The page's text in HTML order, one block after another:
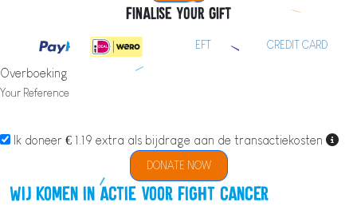
Finalise your gift
EFT CREDIT CARD
Overboeking
Your Reference
Ik doneer € 1.19 extra als bijdrage aan de transactiekosten
DONATE NOW
Wij komen in actie voor Fight cancer